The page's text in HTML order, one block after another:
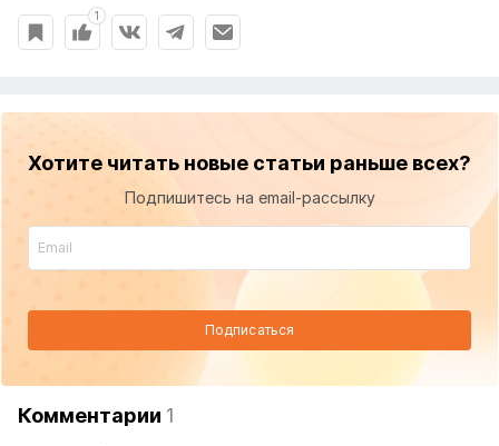
1
Хотите читать новые статьи раньше всех?
Подпишитесь на email-рассылку
Подписаться
Комментарии 1